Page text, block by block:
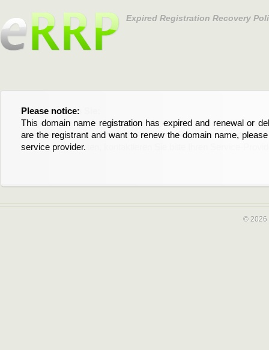
Expired Registration Recovery
Please notice:
This domain name registration has expired and renewal or
are the registrant and want to renew the domain name,
service provider.
Bitte beachten Sie:
Diese Domainregistrierung ist abgelaufen und die
Domain stehen an. Wenn Sie der Registrant sind und
verlängern möchten, kontaktieren Sie bitte Ihren Service-
© 2026